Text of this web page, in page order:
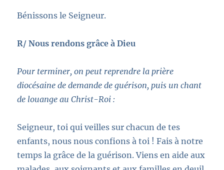
Bénissons le Seigneur.
R/ Nous rendons grâce à Dieu
Pour terminer, on peut reprendre la prière
diocésaine de demande de guérison, puis un chant
de louange au Christ-Roi :
Seigneur, toi qui veilles sur chacun de tes
enfants, nous nous confions à toi ! Fais à notre
temps la grâce de la guérison. Viens en aide aux